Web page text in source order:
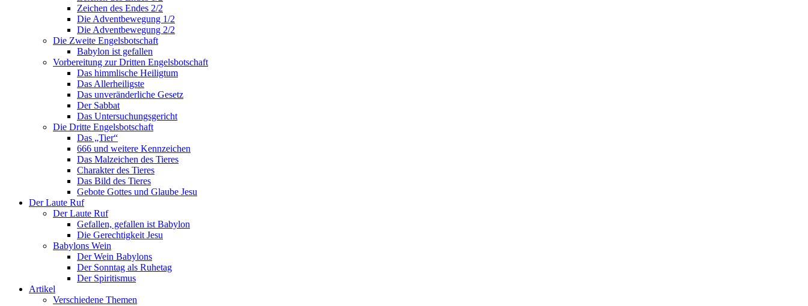
Zeichen des Endes 2/2
Die Adventbewegung 1/2
Die Adventbewegung 2/2
Die Zweite Engelsbotschaft
Babylon ist gefallen
Vorbereitung zur Dritten Engelsbotschaft
Das himmlische Heiligtum
Das Allerheiligste
Das unveränderliche Gesetz
Der Sabbat
Das Untersuchungsgericht
Die Dritte Engelsbotschaft
Das „Tier“
666 und weitere Kennzeichen
Das Malzeichen des Tieres
Charakter des Tieres
Das Bild des Tieres
Gebote Gottes und Glaube Jesu
Der Laute Ruf
Der Laute Ruf
Gefallen, gefallen ist Babylon
Die Gerechtigkeit Jesu
Babylons Wein
Der Wein Babylons
Der Sonntag als Ruhetag
Der Spiritismus
Artikel
Verschiedene Themen